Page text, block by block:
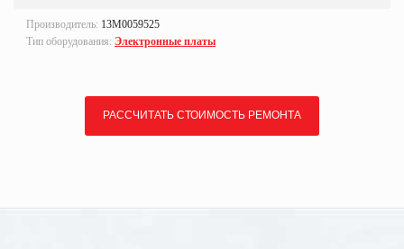
Производитель: 13M0059525
Тип оборудования: Электронные платы
РАССЧИТАТЬ СТОИМОСТЬ РЕМОНТА